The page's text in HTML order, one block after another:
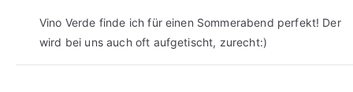
Vino Verde finde ich für einen Sommerabend perfekt! Der
wird bei uns auch oft aufgetischt, zurecht:)